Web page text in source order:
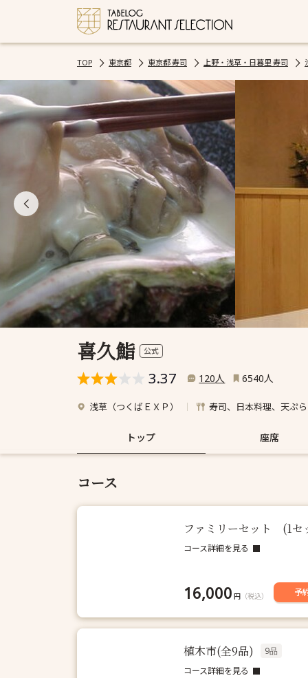
TOP 東京都 東京都 寿司 上野・浅草・日暮里 寿司
喜久鮨 公式
3.37 120人 6540人
浅草（つくばＥＸＰ） 寿司、日本料理、天ぷら
トップ 座席
コース
ファミリーセット (1セ
コース詳細を見る
16,000 円 （税込） 予
植木市(全9品)
9品
コース詳細を見る